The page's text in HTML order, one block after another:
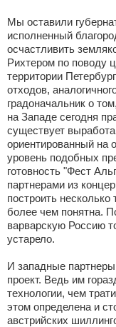
Мы оставили
исполненный
осчастливить
Рихтером по поводу
территории
отходов,
градоначальник о
на Западе сегодня
существует
ориентированный на
уровень подобных
готовность "Фест
партнерами из
построить несколько
более чем понятна.
варварскую Россию
устарело.
И западные партнеры
проект. Ведь им
технологии, чем
этом определена и
австрийских